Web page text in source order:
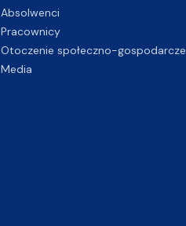
Absolwenci
Pracownicy
Otoczenie społeczno-gospodarcze
Media